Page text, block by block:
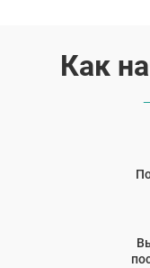
Как
Ликино-Дулёво
Красноармейск